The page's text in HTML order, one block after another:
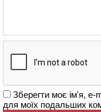
Зберегти моє ім'я, e-
для моїх подальших